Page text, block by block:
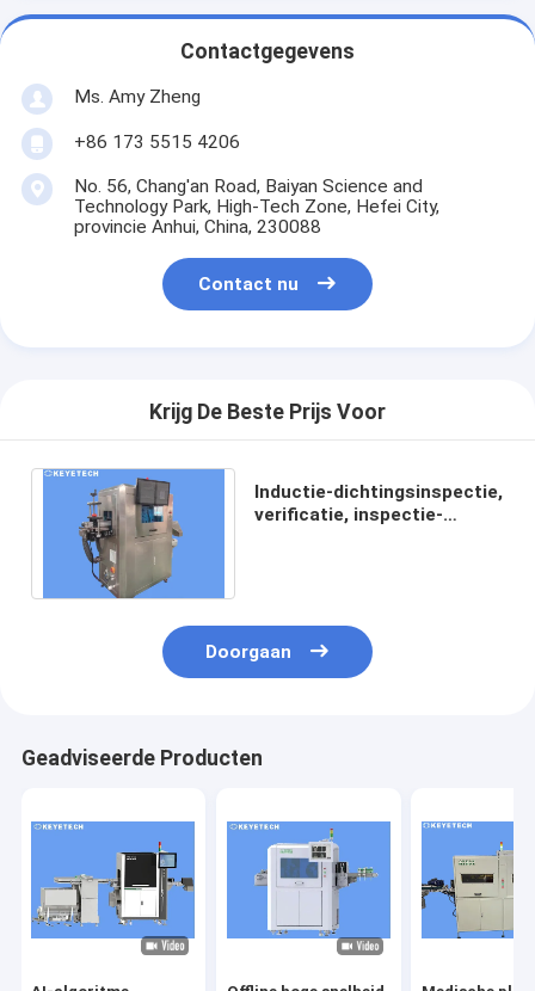
Contactgegevens
Ms. Amy Zheng
+86 173 5515 4206
No. 56, Chang'an Road, Baiyan Science and
Technology Park, High-Tech Zone, Hefei City,
provincie Anhui, China, 230088
Contact nu
Krijg De Beste Prijs Voor
Inductie-dichtingsinspectie,
verificatie, inspectie-
Doorgaan
Geadviseerde Producten